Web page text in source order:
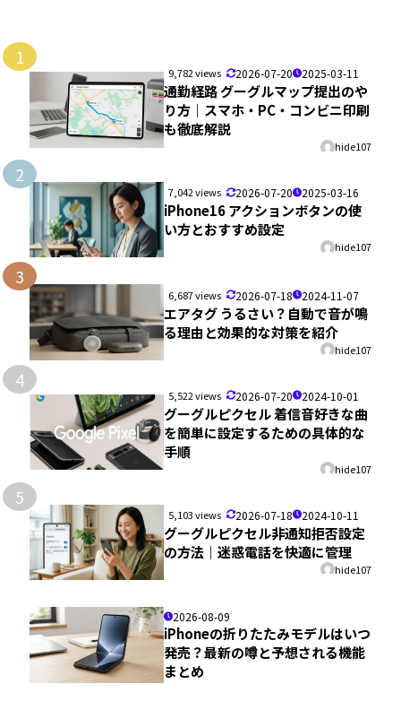
1
9,782 views 2026-07-20 2025-03-11
通勤経路 グーグルマップ提出のや
り方｜スマホ・PC・コンビニ印刷
も徹底解説
hide107
2
7,042 views 2026-07-20 2025-03-16
iPhone16 アクションボタンの使
い方とおすすめ設定
hide107
3
6,687 views 2026-07-18 2024-11-07
エアタグ うるさい？自動で音が鳴
る理由と効果的な対策を紹介
hide107
4
5,522 views 2026-07-20 2024-10-01
グーグルピクセル 着信音好きな曲
を簡単に設定するための具体的な
手順
hide107
5
5,103 views 2026-07-18 2024-10-11
グーグルピクセル非通知拒否設定
の方法｜迷惑電話を快適に管理
hide107
2026-08-09
iPhoneの折りたたみモデルはいつ
発売？最新の噂と予想される機能
まとめ